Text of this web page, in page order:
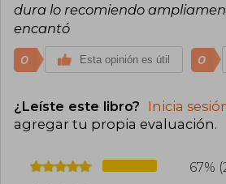
dura lo recomiendo
encantó
0 Esta opinión es útil 0
¿Leíste este libro? Inicia
agregar tu propia evaluación.
67%